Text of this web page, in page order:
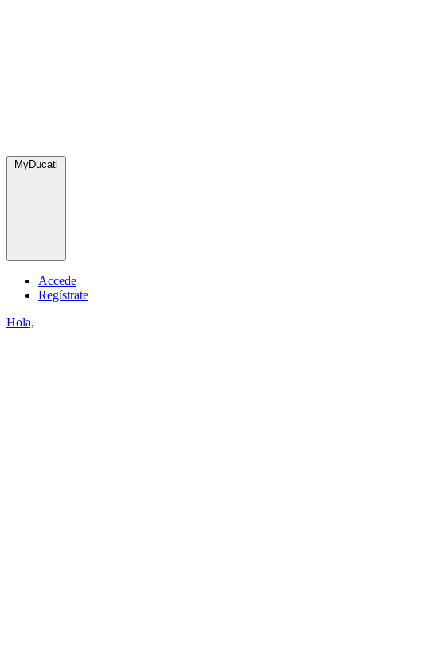
MyDucati
Accede
Regístrate
Hola,